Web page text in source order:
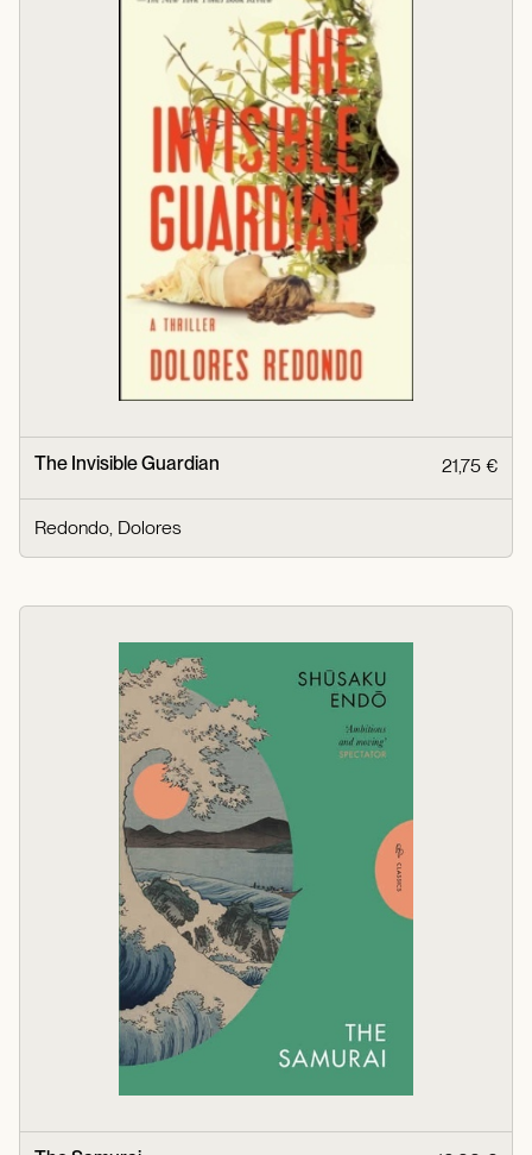
The Invisible Guardian 21,75 €
Redondo, Dolores